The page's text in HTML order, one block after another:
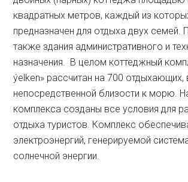
квадратных метров, каждый из
предназначен для отдыха двух семей.
также здания административного и
назначения. В целом коттеджный
ýelken» рассчитан на 700 отдыхающих,
непосредственной близости к морю.
комплекса созданы все условия для
отдыха туристов. Комплекс
электроэнергий, генерируемой
солнечной энергии.